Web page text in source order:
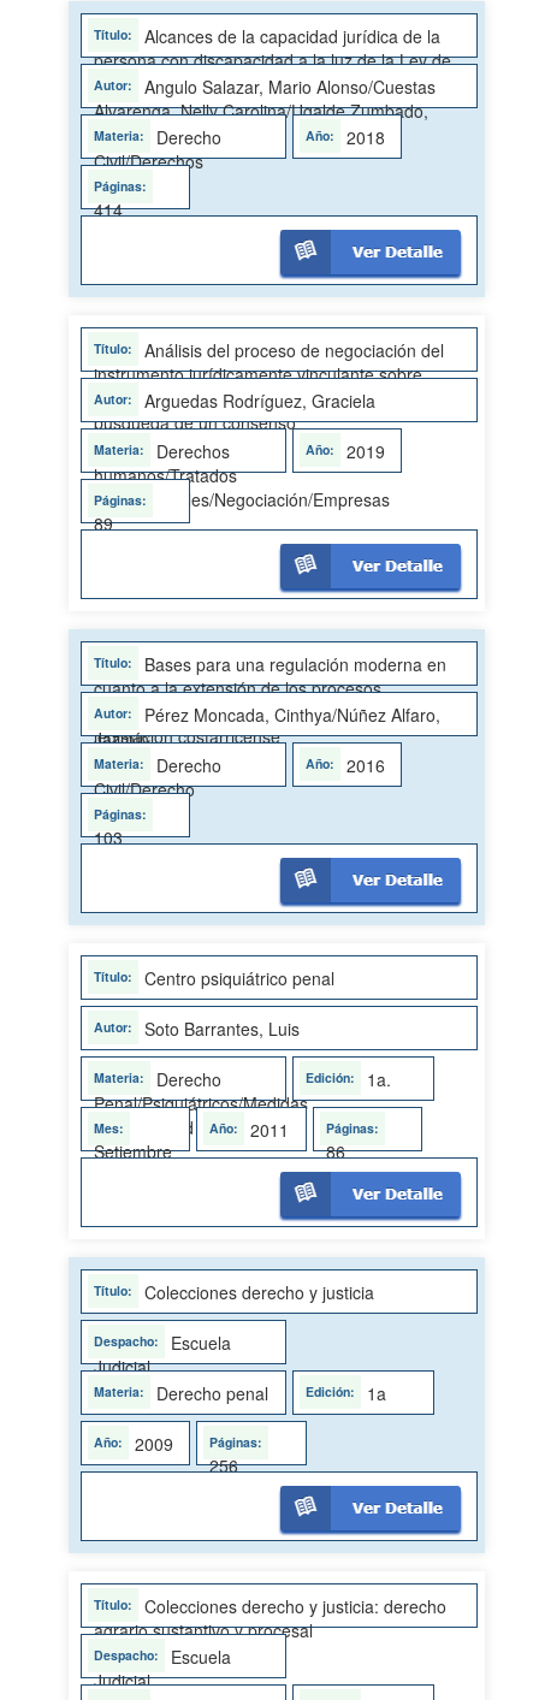
Alcances de la capacidad jurídica de la
persona con discapacidad a la luz de la Ley de
la Autonomía Personal no. 9379
Angulo Salazar, Mario Alonso/Cuestas
Alvarenga, Nelly Carolina/Ugalde Zumbado,
Yuliana Andrea
Derecho
Civil/Derechos
Humanos
2018
414
Análisis del proceso de negociación del
instrumento jurídicamente vinculante sobre
empresas y derechos humanos: hacia la
búsqueda de un consenso
Arguedas Rodríguez, Graciela
Derechos
humanos/Tratados
internacionales/Negociación/Empresas
2019
89
Bases para una regulación moderna en
cuanto a la extensión de los procesos
concursales a grupos económicos en la
legislación costarricense
Pérez Moncada, Cinthya/Núñez Alfaro,
Jazmín
Derecho
Civil/Derecho
Concursal
2016
103
Centro psiquiátrico penal
Soto Barrantes, Luis
Derecho
Penal/Psiquiátricos/Medidas
de seguridad
1a.
Setiembre
2011
86
Colecciones derecho y justicia
Escuela
Judicial
Derecho penal
1a
2009
256
Colecciones derecho y justicia: derecho
agrario sustantivo y procesal
Escuela
Judicial